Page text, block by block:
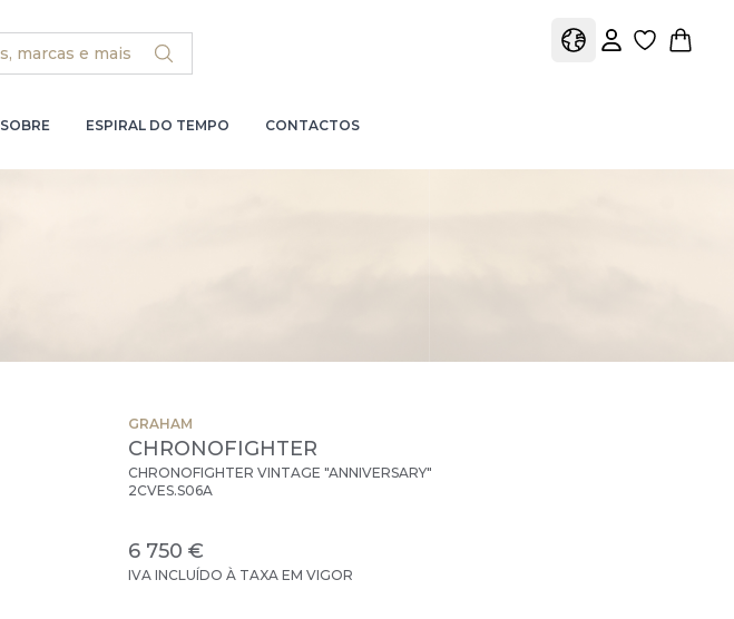
view shopping
view profile
view view
SOBRE ESPIRAL DO TEMPO CONTACTOS
GRAHAM
CHRONOFIGHTER
CHRONOFIGHTER VINTAGE "ANNIVERSARY"
2CVES.S06A
6 750 €
IVA INCLUÍDO À TAXA EM VIGOR